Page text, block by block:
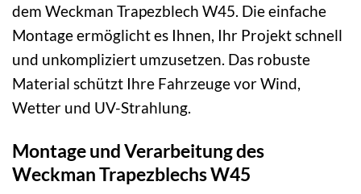
dem Weckman Trapezblech W45. Die einfache
Montage ermöglicht es Ihnen, Ihr Projekt schnell
und unkompliziert umzusetzen. Das robuste
Material schützt Ihre Fahrzeuge vor Wind,
Wetter und UV-Strahlung.
Montage und Verarbeitung des
Weckman Trapezblechs W45